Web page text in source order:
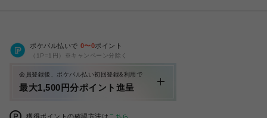
ポケパル払いで 0〜0ポイント
（1P=1円）※キャンペーン分除く
会員登録後、ポケパル払い初回登録&利用で
最大1,500円分ポイント進呈
獲得ポイントの確認方法は こちら